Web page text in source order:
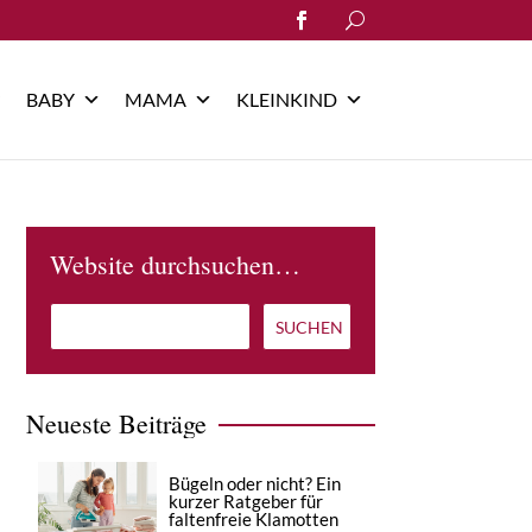
Search
for:
BABY MAMA KLEINKIND
Website durchsuchen…
Neueste Beiträge
Bügeln oder nicht? Ein
kurzer Ratgeber für
faltenfreie Klamotten